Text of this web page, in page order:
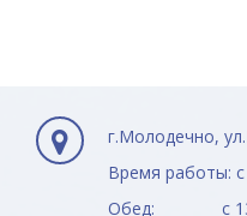
г.Молодечно,
Время работы: с
Обед: с